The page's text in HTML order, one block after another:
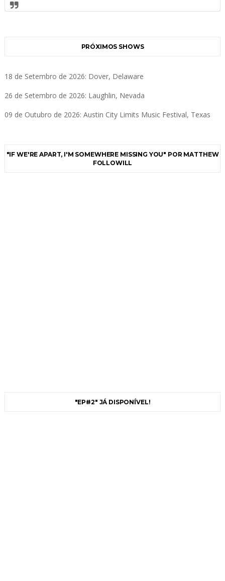
PRÓXIMOS SHOWS
18 de Setembro de 2026: Dover, Delaware
26 de Setembro de 2026: Laughlin, Nevada
09 de Outubro de 2026: Austin City Limits Music Festival, Texas
"IF WE'RE APART, I'M SOMEWHERE MISSING YOU" POR MATTHEW
FOLLOWILL
"EP#2" JÁ DISPONÍVEL!